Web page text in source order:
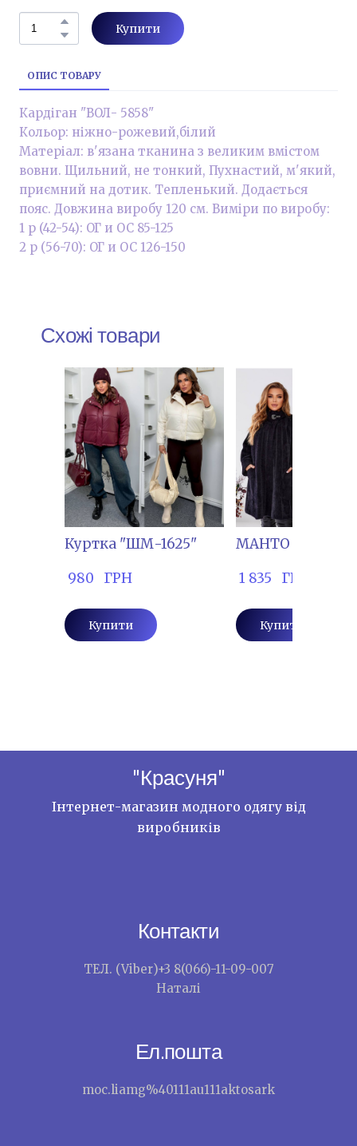
Купити
ОПИС ТОВАРУ
Кардіган "ВОЛ- 5858"
Кольор: ніжно-рожевий,білий
Матеріал: в'язана тканина з великим вмістом
вовни. Щильний, не тонкий, Пухнастий, м'який,
приємний на дотик. Тепленький. Додається
пояс. Довжина виробу 120 см. Виміри по виробу:
1 р (42-54): ОГ и ОС 85-125
2 р (56-70): ОГ и ОС 126-150
Схожі товари
Куртка "ШМ-1625"
980   ГРН
Купити
МАНТО "КІРІ-
1 835   ГРН
Купити
"Красуня"
Інтернет-магазин модного одягу від
виробників
Контакти
ТЕЛ. (Viber)+3 8(066)-11-09-007
Наталі
Ел.пошта
moc.liamg%40111au111aktosark